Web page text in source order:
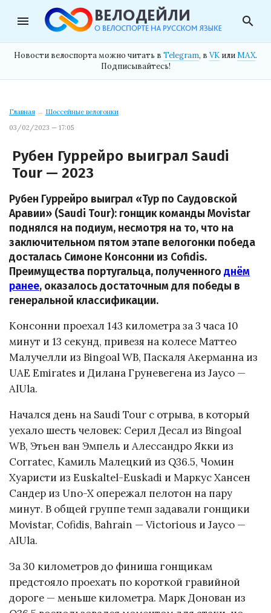
menu search
Новости велоспорта можно читать в Telegram, в VK илиMAX.
Подписывайтесь!
Главная → Шоссейные велогонки
03/02/2023 — 17:05
Рубен Гуррейро выиграл Saudi
Tour — 2023
Рубен Гуррейро выиграл «Тур по Саудовской
Аравии» (Saudi Tour): гонщик команды Movistar
поднялся на подиум, несмотря на то, что на
заключительном пятом этапе велогонки победа
досталась Симоне Консонни из Cofidis.
Преимущества португальца, полученного днём
ранее, оказалось достаточным для победы в
генеральной классификации.
Консонни проехал 143 километра за 3 часа 10
минут и 13 секунд, привезя на колесе Маттео
Малучелли из Bingoal WB, Паскаля Акерманна из
UAE Emirates и Дилана Груневегена из Jayco —
AlUla.
Начался день на Saudi Tour с отрыва, в который
уехало шесть человек: Серил Десал из Bingoal
WB, Этьен ван Эмпель и Алессандро Якки из
Corratec, Камиль Малецкий из Q36.5, Чомин
Хуаристи из Euskaltel-Euskadi и Маркус Хансен
Сандер из Uno-X опережал пелотон на пару
минут. В общей группе темп задавали гонщики
Movistar, Cofidis, Bahrain — Victorious и Jayco —
AlUla.
За 30 километров до финиша гонщикам
предстояло проехать по короткой гравийной
дороге — меньше километра. Марк Донован из